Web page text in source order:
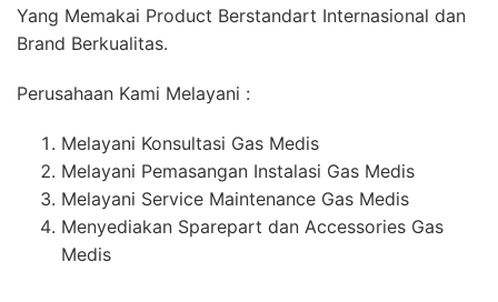
Yang Memakai Product Berstandart Internasional dan
Brand Berkualitas.
Perusahaan Kami Melayani :
Melayani Konsultasi Gas Medis
Melayani Pemasangan Instalasi Gas Medis
Melayani Service Maintenance Gas Medis
Menyediakan Sparepart dan Accessories Gas
Medis